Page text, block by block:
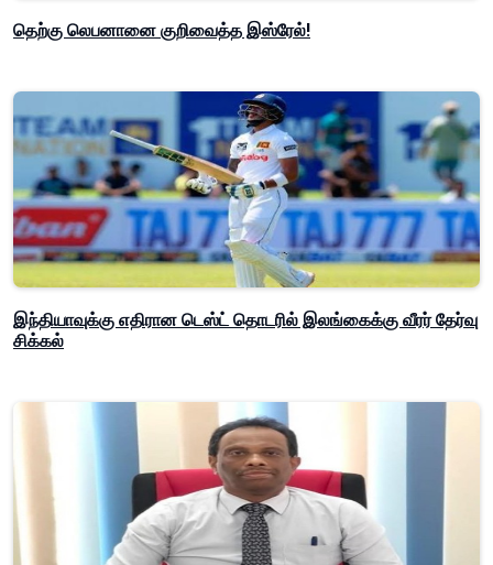
தெற்கு லெபனானை குறிவைத்த இஸ்ரேல்!
இந்தியாவுக்கு எதிரான டெஸ்ட் தொடரில் இலங்கைக்கு வீரர் தேர்வு
சிக்கல்